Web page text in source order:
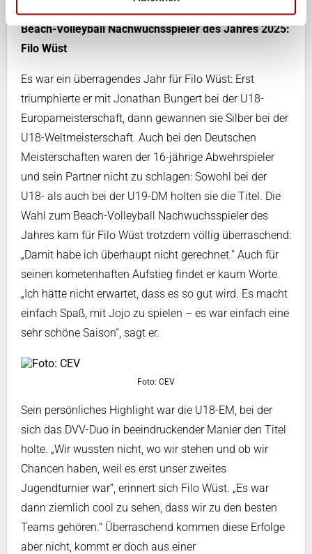
Beach-Volleyball Nachwuchsspieler des Jahres 2025:
Filo Wüst
Es war ein überragendes Jahr für Filo Wüst: Erst
triumphierte er mit Jonathan Bungert bei der U18-
Europameisterschaft, dann gewannen sie Silber bei der
U18-Weltmeisterschaft. Auch bei den Deutschen
Meisterschaften waren der 16-jährige Abwehrspieler
und sein Partner nicht zu schlagen: Sowohl bei der
U18- als auch bei der U19-DM holten sie die Titel. Die
Wahl zum Beach-Volleyball Nachwuchsspieler des
Jahres kam für Filo Wüst trotzdem völlig überraschend:
„Damit habe ich überhaupt nicht gerechnet.“ Auch für
seinen kometenhaften Aufstieg findet er kaum Worte.
„Ich hätte nicht erwartet, dass es so gut wird. Es macht
einfach Spaß, mit Jojo zu spielen – es war einfach eine
sehr schöne Saison“, sagt er.
Foto: CEV
Sein persönliches Highlight war die U18-EM, bei der
sich das DVV-Duo in beeindruckender Manier den Titel
holte. „Wir wussten nicht, wo wir stehen und ob wir
Chancen haben, weil es erst unser zweites
Jugendturnier war“, erinnert sich Filo Wüst. „Es war
dann ziemlich cool zu sehen, dass wir zu den besten
Teams gehören.“ Überraschend kommen diese Erfolge
aber nicht, kommt er doch aus einer